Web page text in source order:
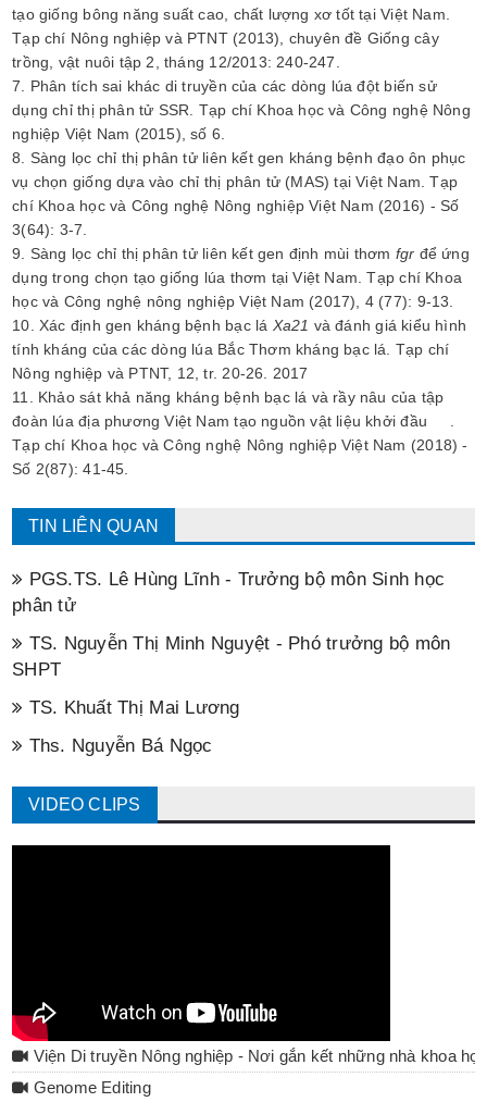
tạo giống bông năng suất cao, chất lượng xơ tốt tại Việt Nam.
Tạp chí Nông nghiệp và PTNT (2013), chuyên đề Giống cây
trồng, vật nuôi tập 2, tháng 12/2013: 240-247.
7. Phân tích sai khác di truyền của các dòng lúa đột biến sử
dụng chỉ thị phân tử SSR. Tạp chí Khoa học và Công nghệ Nông
nghiệp Việt Nam (2015), số 6.
8. Sàng lọc chỉ thị phân tử liên kết gen kháng bệnh đạo ôn phục
vụ chọn giống dựa vào chỉ thị phân tử (MAS) tại Việt Nam. Tạp
chí Khoa học và Công nghệ Nông nghiệp Việt Nam (2016) - Số
3(64): 3-7.
9. Sàng lọc chỉ thị phân tử liên kết gen định mùi thơm fgr để ứng
dụng trong chọn tạo giống lúa thơm tại Việt Nam. Tạp chí Khoa
học và Công nghệ nông nghiệp Việt Nam (2017), 4 (77): 9-13.
10. Xác định gen kháng bệnh bạc lá Xa21 và đánh giá kiểu hình
tính kháng của các dòng lúa Bắc Thơm kháng bạc lá. Tạp chí
Nông nghiệp và PTNT, 12, tr. 20-26. 2017
11. Khảo sát khả năng kháng bệnh bạc lá và rầy nâu của tập
đoàn lúa địa phương Việt Nam tạo nguồn vật liệu khởi đầu .
Tạp chí Khoa học và Công nghệ Nông nghiệp Việt Nam (2018) -
Số 2(87): 41-45.
TIN LIÊN QUAN
PGS.TS. Lê Hùng Lĩnh - Trưởng bộ môn Sinh học
phân tử
TS. Nguyễn Thị Minh Nguyệt - Phó trưởng bộ môn
SHPT
TS. Khuất Thị Mai Lương
Ths. Nguyễn Bá Ngọc
VIDEO CLIPS
Viện Di truyền Nông nghiệp - Nơi gắn kết những nhà khoa học
Genome Editing